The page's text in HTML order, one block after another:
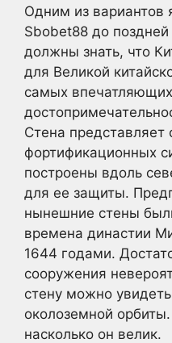
Одним из вариантов
Sbobet88 до
должны знать, что
для Великой
самых впечатляющих
Стена представляет
фортификационных
построены вдоль
для ее защиты.
нынешние стены
времена династии
1644 годами.
сооружения
стену можно
околоземной
насколько он велик.